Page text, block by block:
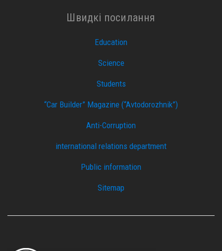
Швидкі посилання
Education
Science
Students
“Car Builder” Magazine (“Avtodorozhnik”)
Anti-Corruption
international relations department
Public information
Sitemap